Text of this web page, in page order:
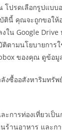
โปรดเลือกรูปแบ
นี้ คุณจะถูกขอให้อ
งใน Google
ติตามนโยบายกา
ของคุณ ดูข้อมู
งซื้ออสังหาริมทรัพ
ะการท่องเที่ยวเ
ร้านอาหาร และ